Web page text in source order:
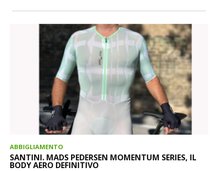
ABBIGLIAMENTO
SANTINI. MADS PEDERSEN MOMENTUM SERIES, IL
BODY AERO DEFINITIVO